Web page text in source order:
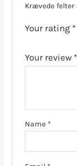
Krævede
Your rating *
Your review *
Name *